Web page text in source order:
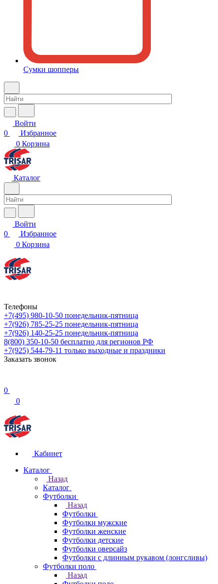
Сумки шопперы
Войти
0
Избранное
0 Корзина
Каталог
Войти
0
Избранное
0 Корзина
Телефоны
+7(495) 980-10-50 понедельник-пятница
+7(926) 785-25-25 понедельник-пятница
+7(926) 140-25-25 понедельник-пятница
8(800) 350-10-50 бесплатно для регионов РФ
+7(925) 544-79-11 только выходные и праздники
Заказать звонок
0
0
Кабинет
Каталог
Назад
Каталог
Футболки
Назад
Футболки
Футболки мужские
Футболки женские
Футболки детские
Футболки оверсайз
Футболки с длинным рукавом (лонгсливы)
Футболки поло
Назад